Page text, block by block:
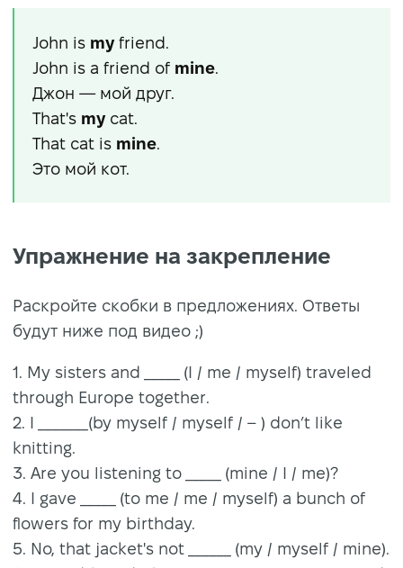
John is myfriend.
John is a friend of mine
Джон — мой друг.
That's mycat.
That cat is mine
Это мой кот.
Упражнение на закрепление
Раскройте скобки в предложениях. Ответы
будут ниже под видео ;)
1. My sisters and _____ (I / me / myself) traveled
through Europe together.
2. I _______(by myself / myself / – ) don’t like
knitting.
3. Are you listening to _____ (mine / I / me)?
4. I gave _____ (to me / me / myself) a bunch of
flowers for my birthday.
5. No, that jacket's not ______ (my / myself / mine).